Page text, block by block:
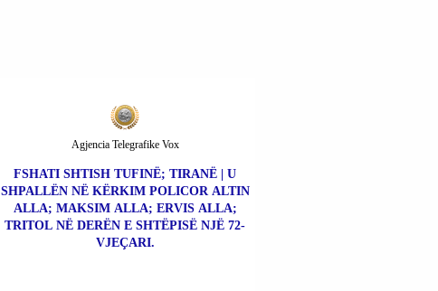
FSHATI SHTISH TUFINË; TIRANË | U
SHPALLËN NË KËRKIM POLICOR ALTIN
ALLA; MAKSIM ALLA; ERVIS ALLA;
TRITOL NË DERËN E SHTËPISË NJË 72-
VJEÇARI.
Agjencia Telegrafike Vox